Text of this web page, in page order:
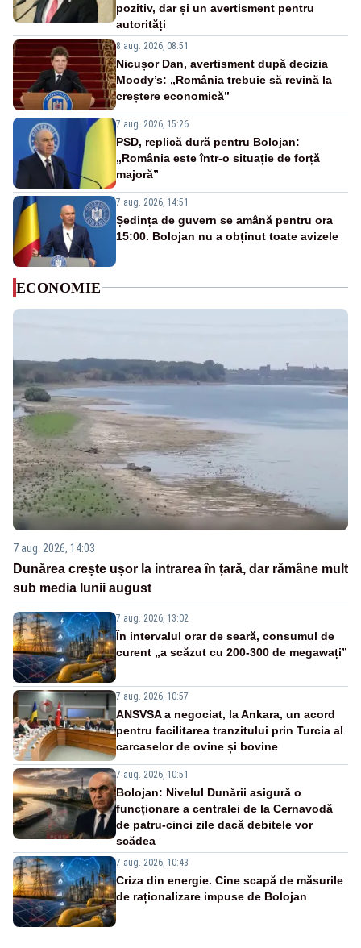
pozitiv, dar și un avertisment pentru
autorități
8 aug. 2026, 08:51
Nicușor Dan, avertisment după decizia
Moody’s: „România trebuie să revină la
creștere economică”
7 aug. 2026, 15:26
PSD, replică dură pentru Bolojan:
„România este într-o situație de forță
majoră”
7 aug. 2026, 14:51
Ședința de guvern se amână pentru ora
15:00. Bolojan nu a obținut toate avizele
ECONOMIE
7 aug. 2026, 14:03
Dunărea crește ușor la intrarea în țară, dar rămâne mult
sub media lunii august
7 aug. 2026, 13:02
În intervalul orar de seară, consumul de
curent „a scăzut cu 200-300 de megawați”
7 aug. 2026, 10:57
ANSVSA a negociat, la Ankara, un acord
pentru facilitarea tranzitului prin Turcia al
carcaselor de ovine și bovine
7 aug. 2026, 10:51
Bolojan: Nivelul Dunării asigură o
funcționare a centralei de la Cernavodă
de patru-cinci zile dacă debitele vor
scădea
7 aug. 2026, 10:43
Criza din energie. Cine scapă de măsurile
de raționalizare impuse de Bolojan